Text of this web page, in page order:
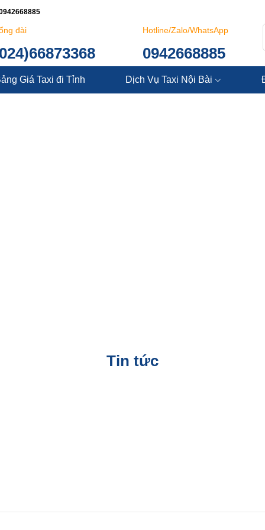
đài Hotline/Zalo/WhatsApp
0942668885
Giá Taxi đi Tỉnh Dịch Vụ Taxi Nội Bài
Tin tức